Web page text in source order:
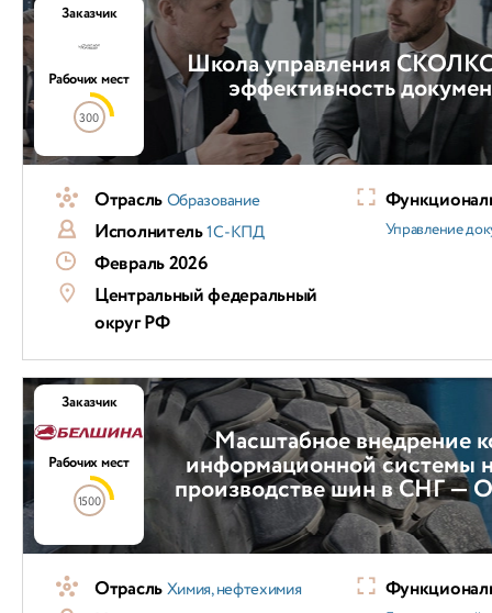
Школа управления
эффективность
Заказчик
Рабочих мест
300
ОтрасльОбразование
Исполнитель1С-КПД
Февраль 2026
Центральный федеральный
округ РФ
Управление
Масштабное внедрение
информационной системы
производстве шин в СНГ —
Заказчик
Рабочих мест
1500
ОтрасльХимия, нефтехимия